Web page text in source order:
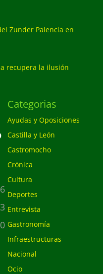
Zunder Palencia en
recupera la ilusión
Categorias
Ayudas y Oposiciones
Castilla y León
Castromocho
Crónica
Cultura
Deportes
Entrevista
Gastronomía
Infraestructuras
Nacional
Ocio